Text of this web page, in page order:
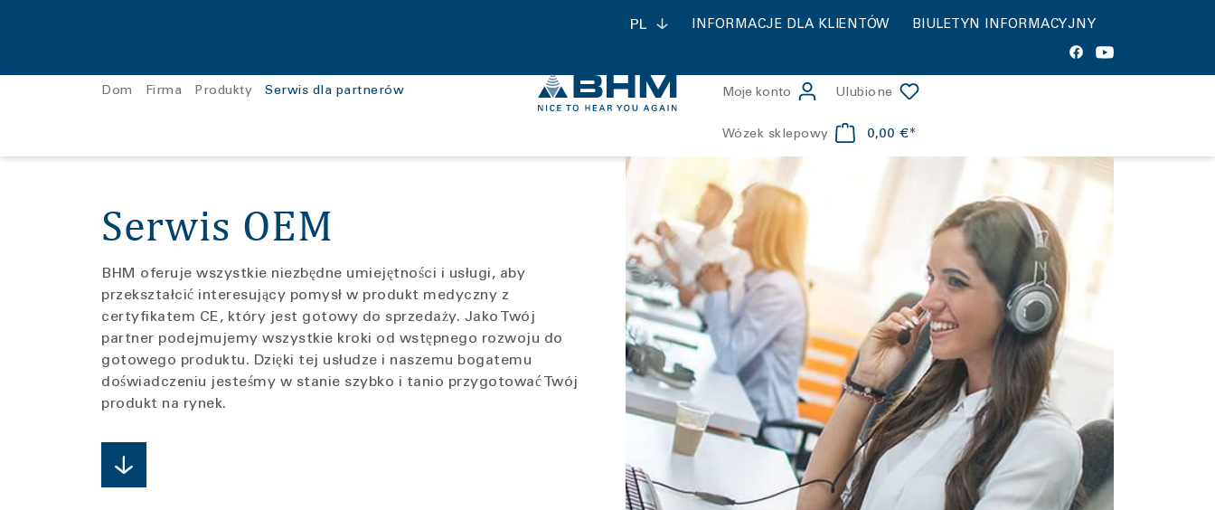
PL INFORMACJE DLA KLIENTÓW BIULETYN INFORMACYJNY
Dom Firma Produkty Serwis dla partnerów
Do kategorii Firma
Kariera w BHM-Tech
Do kategorii Produkty
contact star evo1 contact mini apollon
Viper 170P Audiometria
Słuchawki przewodnictwa
kostnego
Moje konto Ulubione
Wózek sklepowy 0,00 €*
Serwis OEM
BHM oferuje wszystkie niezbędne umiejętności i usługi, aby
przekształcić interesujący pomysł w produkt medyczny z
certyfikatem CE, który jest gotowy do sprzedaży. Jako Twój
partner podejmujemy wszystkie kroki od wstępnego rozwoju do
gotowego produktu. Dzięki tej usłudze i naszemu bogatemu
doświadczeniu jesteśmy w stanie szybko i tanio przygotować Twój
produkt na rynek.